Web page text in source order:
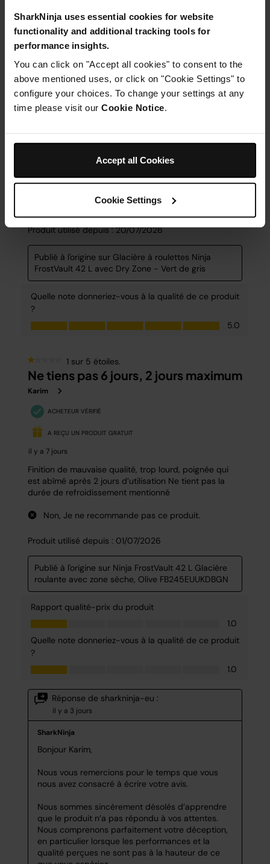
SharkNinja uses essential cookies for website
functionality and additional tracking tools for
performance insights.
You can click on "Accept all cookies" to consent to the
above mentioned uses, or click on "Cookie Settings" to
configure your choices. To change your settings at any
time please visit our Cookie Notice.
Accept all Cookies
Cookie Settings